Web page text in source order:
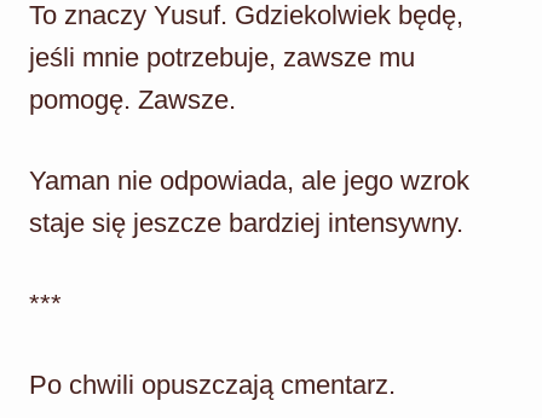
To znaczy Yusuf. Gdziekolwiek będę,
jeśli mnie potrzebuje, zawsze mu
pomogę. Zawsze.
Yaman nie odpowiada, ale jego wzrok
staje się jeszcze bardziej intensywny.
***
Po chwili opuszczają cmentarz.